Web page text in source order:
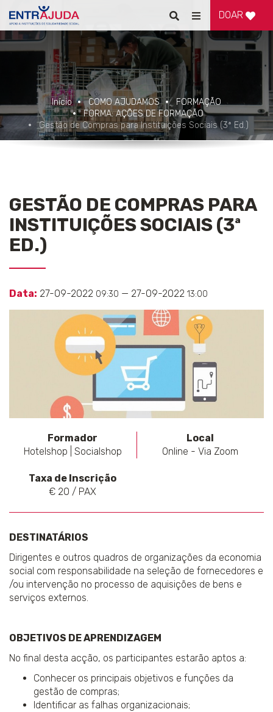
Pesquisar
Alternar
navegação
DOAR
Início COMO AJUDAMOS
FORMAÇÃO
FORMA: AÇÕES DE FORMAÇÃO
Gestão de Compras para Instituições Sociais (3ª Ed.)
GESTÃO DE COMPRAS PARA
INSTITUIÇÕES SOCIAIS (3ª
ED.)
Data: 27-09-2022 09:30 — 27-09-2022 13:00
Formador
Hotelshop | Socialshop
Local
Online - Via Zoom
Taxa de Inscrição
€ 20 / PAX
DESTINATÁRIOS
Dirigentes e outros quadros de organizações da economia
social com responsabilidade na seleção de fornecedores e
/ou intervenção no processo de aquisições de bens e
serviços externos.
OBJETIVOS DE APRENDIZAGEM
No final desta acção, os participantes estarão aptos a:
Conhecer os principais objetivos e funções da
gestão de compras;
Identificar as falhas organizacionais;